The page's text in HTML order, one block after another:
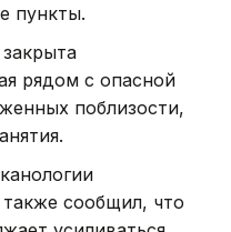
пункты.
рядом с опасной
поблизости,
сообщил, что